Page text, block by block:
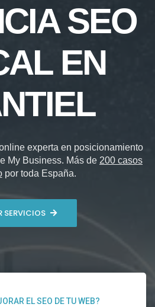
SEO
EN
experta en posicionamiento
My Business. Más de 200 casos
por toda España.
SERVICIOS
EL SEO DE TU WEB?